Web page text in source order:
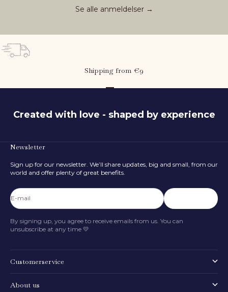
Se alle anmeldelser →
What is the child's height?
80cm
Shipping from €9
Created with love - shaped by experience
Newsletter
Sign up for our newsletter. We’ll share updates, big and small, from our
world and offer plenty of great benefits.
E-mail
By signing up, you agree to receive emails from us. You can
unsubscribe at any time 💛
Customerservice
About us